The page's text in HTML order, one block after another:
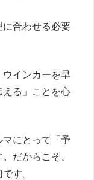
合わせる必要
ウインカーを早
る」ことを心
にとって「予
だからこそ、
す。